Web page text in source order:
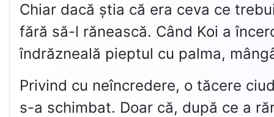
Chiar dacă știa că era ceva ce
fără să-l rănească. Când Koi a
îndrăzneală pieptul cu palma,
Privind cu neîncredere, o tăcere
s-a schimbat. Doar că, după ce a